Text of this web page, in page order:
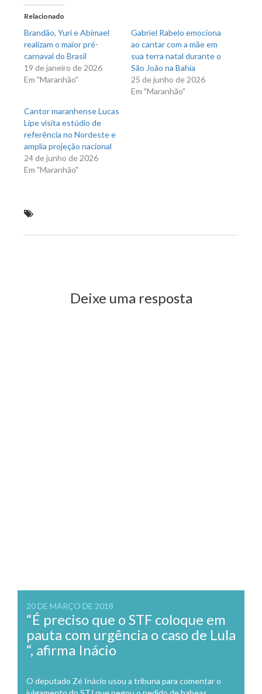
em
nova
janela)
Relacionado
Brandão, Yuri e Abimael
realizam o maior pré-
carnaval do Brasil
19 de janeiro de 2026
Em "Maranhão"
Gabriel Rabelo emociona
ao cantar com a mãe em
sua terra natal durante o
São João na Bahia
25 de junho de 2026
Em "Maranhão"
Cantor maranhense Lucas
Lipe visita estúdio de
referência no Nordeste e
amplia projeção nacional
24 de junho de 2026
Em "Maranhão"
Deixe uma resposta
20 DE MARÇO DE 2018
“É preciso que o STF coloque em
pauta com urgência o caso de Lula
“, afirma Inácio
O deputado Zé Inácio usou a tribuna para comentar o